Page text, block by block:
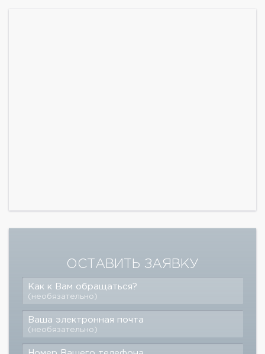
ОСТАВИТЬ ЗАЯВКУ
Как к Вам обращаться?
(необязательно)
Ваша электронная почта
(необязательно)